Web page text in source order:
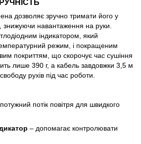
дозволяє зручно тримати його у
знижуючи навантаження на руки.
індикатором, який
режим, і покращеним
покриттям, що скорочує час сушіння
лише 390 г, а кабель завдовжки 3,5 м
рухів під час роботи.
потік повітря для швидкого
– допомагає контролювати